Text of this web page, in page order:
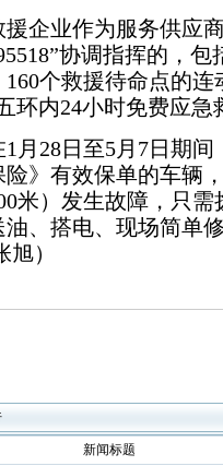
企业作为服务供应
协调指挥的，包
个救援待命点的
环内24小时免费应
28日至5月7日期间
险》有效保单的车辆
米）发生故障，只
、搭电、现场简单
）
新闻标题